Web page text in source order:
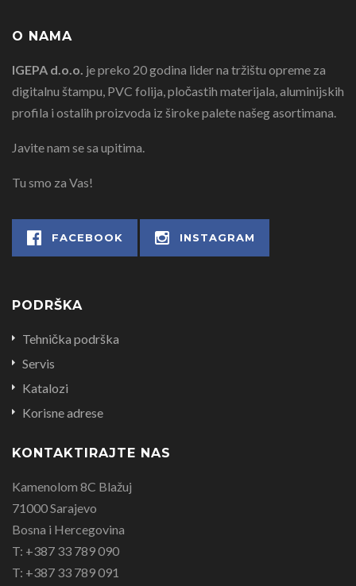
O NAMA
IGEPA d.o.o. je preko 20 godina lider na tržištu opreme za
digitalnu štampu, PVC folija, pločastih materijala, aluminijskih
profila i ostalih proizvoda iz široke palete našeg asortimana.
Javite nam se sa upitima.
Tu smo za Vas!
FACEBOOK INSTAGRAM
PODRŠKA
Tehnička podrška
Servis
Katalozi
Korisne adrese
KONTAKTIRAJTE NAS
Kamenolom 8C Blažuj
71000 Sarajevo
Bosna i Hercegovina
T: +387 33 789 090
T: +387 33 789 091